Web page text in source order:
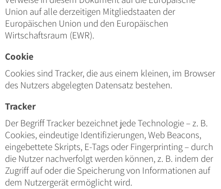
Union auf alle derzeitigen Mitgliedstaaten der
Europäischen Union und den Europäischen
Wirtschaftsraum (EWR).
Cookie
Cookies sind Tracker, die aus einem kleinen, im Browser
des Nutzers abgelegten Datensatz bestehen.
Tracker
Der Begriff Tracker bezeichnet jede Technologie – z. B.
Cookies, eindeutige Identifizierungen, Web Beacons,
eingebettete Skripts, E-Tags oder Fingerprinting – durch
die Nutzer nachverfolgt werden können, z. B. indem der
Zugriff auf oder die Speicherung von Informationen auf
dem Nutzergerät ermöglicht wird.